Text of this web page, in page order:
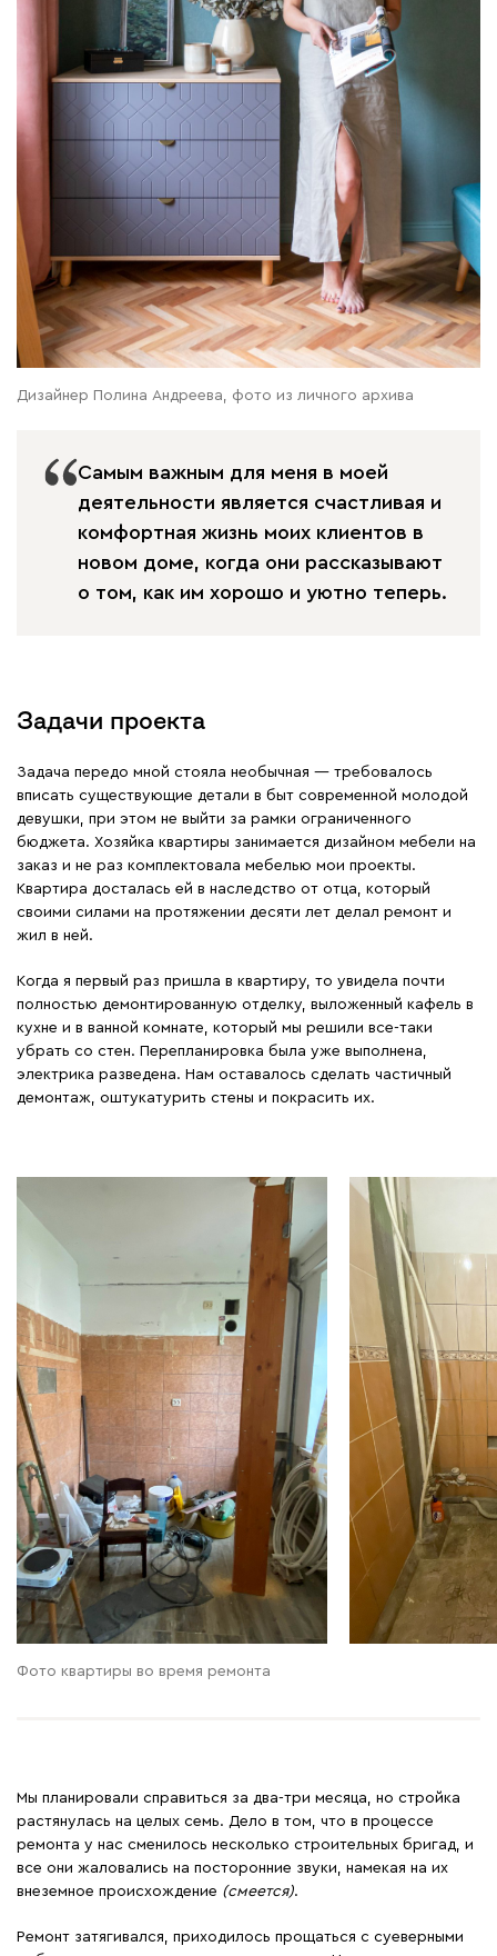
Дизайнер Полина Андреева, фото из личного архива
Самым важным для меня в моей
деятельности является счастливая и
комфортная жизнь моих клиентов в
новом доме, когда они рассказывают
о том, как им хорошо и уютно теперь.
Задачи проекта
Задача передо мной стояла необычная — требовалось
вписать существующие детали в быт современной молодой
девушки, при этом не выйти за рамки ограниченного
бюджета. Хозяйка квартиры занимается дизайном мебели на
заказ и не раз комплектовала мебелью мои проекты.
Квартира досталась ей в наследство от отца, который
своими силами на протяжении десяти лет делал ремонт и
жил в ней.
Когда я первый раз пришла в квартиру, то увидела почти
полностью демонтированную отделку, выложенный кафель в
кухне и в ванной комнате, который мы решили все-таки
убрать со стен. Перепланировка была уже выполнена,
электрика разведена. Нам оставалось сделать частичный
демонтаж, оштукатурить стены и покрасить их.
Фото квартиры во время ремонта
Мы планировали справиться за два-три месяца, но стройка
растянулась на целых семь. Дело в том, что в процессе
ремонта у нас сменилось несколько строительных бригад, и
все они жаловались на посторонние звуки, намекая на их
внеземное происхождение (смеется).
Ремонт затягивался, приходилось прощаться с суеверными